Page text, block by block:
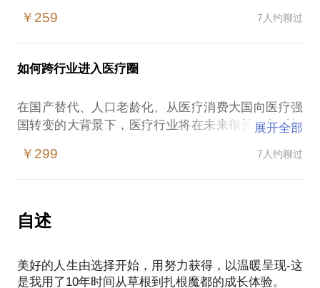
关系户、关系供方总是添堵，如何很好地“解决”他们
能降本的都降了，提出涨价也都按着未让涨，随时面
在有限条件下，产能出现瓶颈，如何才能大幅提升产
能；
销售总是埋怨产品质量，如何解决“质量难题”；
瓶颈问题自从晋升为“癌症”，自此无人问津，如何“解
救”供应链；
问题闭环差，质量部门总是“热脸贴冷屁股”，如何让
各部门自主动起来。
摆脱，也无法选择，甚至无法对比，是与生俱来的
自己未来的“运”。在这过程中，有人成功，有人失
败，成功者少数，失败者多数，为什么大部分人会失
级跃迁的社会规律，也有人认为是物竞天择的自然规
律。都对，也都不对，“对”是因为大部分人都这么认
为，所以大部分人会失败，并把失败归咎于此；“不
十多年，我从贫寒出身，农村长大，普高成长，大学
飞速走上管理岗位，快速获得晋升，35岁已先后任职
过质量高管、供应链高管、运营高管，期间面对了诸
￥259 7人约聊过
如何跨行业进入医疗圈
在国产替代、人口老龄化、从医疗消费大国向医疗强
国转变的大背景下，医疗行业将在未来很长一段时间
强监管制度为该行业树立了高门槛，为行业从业者带
等高风险产品领域，跨界难度更大。作为成功跨界进
入医疗圈，在高风险产品领域先后任职质量高管、供
入医疗圈，在这里我将告诉你：
展开全部
￥299 7人约聊过
自述
美好的人生由选择开始，用努力获得，以温暖呈现-这
是我用了10年时间从草根到扎根魔都的成长体验。